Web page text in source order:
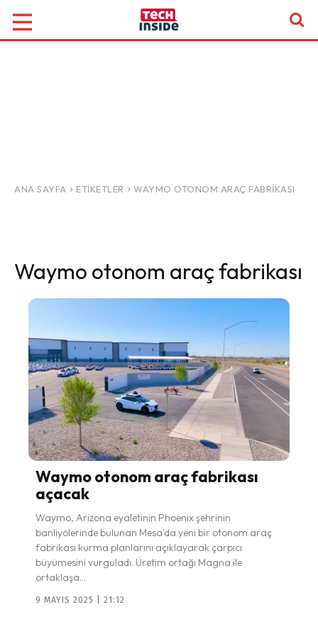
ANA SAYFA ETIKETLER WAYMO OTONOM ARAÇ FABRIKASI
Waymo otonom araç fabrikası
Waymo otonom araç fabrikası
açacak
Waymo, Arizona eyaletinin Phoenix şehrinin
banliyölerinde bulunan Mesa'da yeni bir otonom araç
fabrikası kurma planlarını açıklayarak çarpıcı
büyümesini vurguladı. Üretim ortağı Magna ile
ortaklaşa...
9 MAYIS 2025 | 21:12